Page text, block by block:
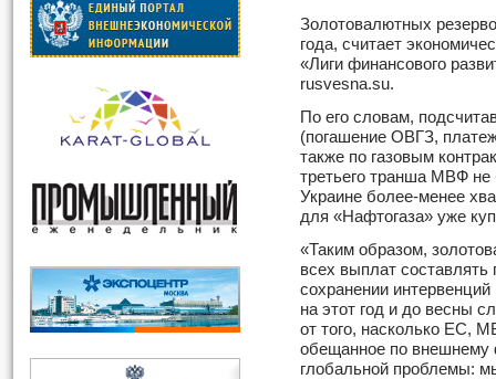
Золотовалютных
года, считает
«Лиги финансового
rusvesna.su.
По его словам,
(погашение ОВГЗ,
также по газовым
третьего транша МВФ не
Украине более-менее
для «Нафтогаза» уже
«Таким образом,
всех выплат
сохранении
на этот год и до весны
от того, насколько ЕС,
обещанное по внешнему
глобальной проблемы: